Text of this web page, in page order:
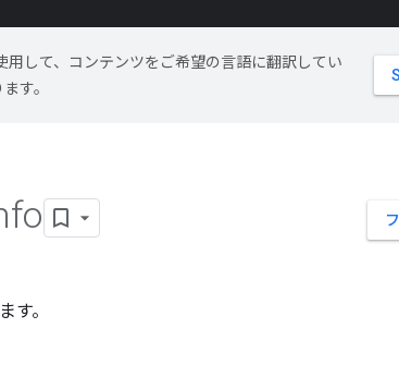
用して、コンテンツをご希望の言語に翻訳してい
す。
す。